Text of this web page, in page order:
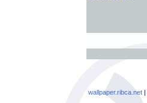
wallpaper.ribca.net|